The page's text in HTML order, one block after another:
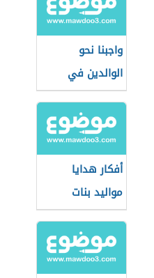
واجبنا نحو
الوالدين في
مرحلة الشيخوخة
أفكار هدايا
مواليد بنات